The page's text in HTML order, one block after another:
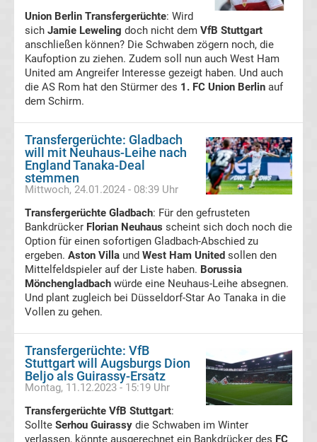
Erg.
Conference
League
Formel
1
Rennkalender
Transfergerüchte
WWE
Boxen
DAZN
Union Berlin Transfergerüchte: Wird
sich Jamie Leweling doch nicht dem VfB Stuttgart
anschließen können? Die Schwaben zögern noch, die
Kaufoption zu ziehen. Zudem soll nun auch West Ham
United am Angreifer Interesse gezeigt haben. Und auch
die AS Rom hat den Stürmer des 1. FC Union Berlin auf
dem Schirm.
Transfergerüchte: Gladbach
will mit Neuhaus-Leihe nach
England Tanaka-Deal
stemmen
Mittwoch, 24.01.2024 - 08:39 Uhr
Transfergerüchte Gladbach: Für den gefrusteten
Bankdrücker Florian Neuhaus scheint sich doch noch die
Option für einen sofortigen Gladbach-Abschied zu
ergeben. Aston Villa und West Ham United sollen den
Mittelfeldspieler auf der Liste haben. Borussia
Mönchengladbach würde eine Neuhaus-Leihe absegnen.
Und plant zugleich bei Düsseldorf-Star Ao Tanaka in die
Vollen zu gehen.
Transfergerüchte: VfB
Stuttgart will Augsburgs Dion
Beljo als Guirassy-Ersatz
Montag, 11.12.2023 - 15:19 Uhr
Transfergerüchte VfB Stuttgart:
Sollte Serhou Guirassy die Schwaben im Winter
verlassen, könnte ausgerechnet ein Bankdrücker des FC